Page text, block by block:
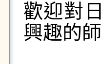
歡迎對
興趣的